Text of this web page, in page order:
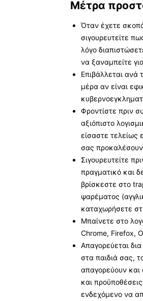
Μέτρα
Όταν έχετε
σιγουρευτείτε
λόγο
να ξαναμπείτε
Επιβάλλεται
μέρα αν είναι
Φροντίστε πριν
αξιόπιστο
είσαστε τελείως
σας
Σιγουρευτείτε
πραγματικό και
βρίσκεστε στο
ψαρέματος
καταχωρήσετε
Μπαίνετε στο
Chrome, Firefox,
Απαγορεύεται
στα παιδιά σας,
απαγορεύουν και
και
ενδεχόμενο να